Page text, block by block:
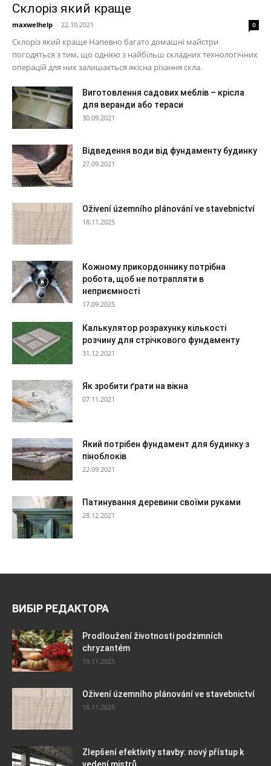
Склоріз який краще
maxwelhelp - 22.10.2021 0
Склоріз який краще Напевно багато домашні майстри
погодяться з тим, що однією з найбільш складних технологічних
операцій для них залишається якісна різання скла.
Виготовлення садових меблів – крісла
для веранди або тераси
30.09.2021
Відведення води від фундаменту будинку
27.09.2021
Oživení územního plánování ve stavebnictví
18.11.2025
Кожному прикордоннику потрібна
робота, щоб не потрапляти в
неприємності
17.09.2025
Калькулятор розрахунку кількості
розчину для стрічкового фундаменту
31.12.2021
Як зробити ґрати на вікна
07.11.2021
Який потрібен фундамент для будинку з
піноблоків
22.09.2021
Патинування деревини своїми руками
28.12.2021
ВИБІР РЕДАКТОРА
Prodloužení životnosti podzimních
chryzantém
19.11.2025
Oživení územního plánování ve stavebnictví
18.11.2025
Zlepšení efektivity stavby: nový přístup k
vedení mistrů